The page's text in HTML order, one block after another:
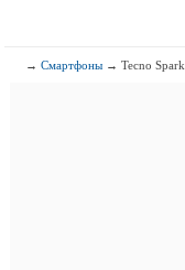
→Смартфоны → Tecno